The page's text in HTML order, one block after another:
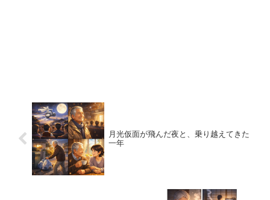
月光仮面が飛んだ夜と、乗り越えてきた
一年